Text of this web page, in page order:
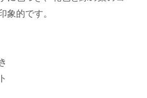
象的です。